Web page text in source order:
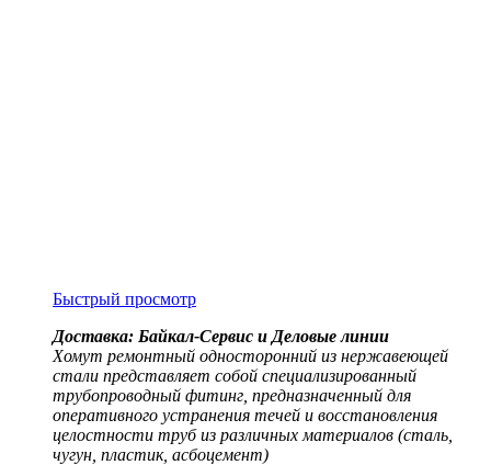
Быстрый просмотр
Доставка: Байкал-Сервис и Деловые линии
Хомут ремонтный односторонний из нержавеющей
стали представляет собой специализированный
трубопроводный фитинг, предназначенный для
оперативного устранения течей и восстановления
целостности труб из различных материалов (сталь,
чугун, пластик, асбоцемент)